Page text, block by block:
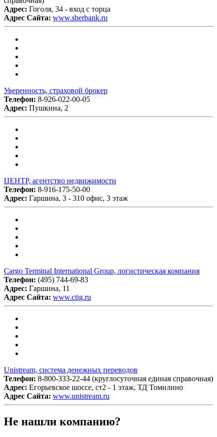
Адрес: Гоголя, 34 - вход с торца
Адрес Сайта: www.sberbank.ru
Уверенность, страховой брокер
Телефон: 8-926-022-00-05
Адрес: Пушкина, 2
ЦЕНТР, агентство недвижимости
Телефон: 8-916-175-50-00
Адрес: Гаршина, 3 - 310 офис, 3 этаж
Cargo Terminal International Group, логистическая компания
Телефон: (495) 744-69-83
Адрес: Гаршина, 11
Адрес Сайта: www.ctig.ru
Unistream, система денежных переводов
Телефон: 8-800-333-22-44 (круглосуточная единая справочная)
Адрес: Егорьевское шоссе, ст2 - 1 этаж, ТД Томилино
Адрес Сайта: www.unistream.ru
Не нашли компанию?